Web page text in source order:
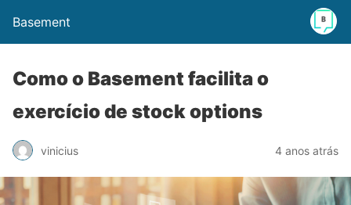
Basement
Como o Basement facilita o
exercício de stock options
vinicius 4 anos atrás